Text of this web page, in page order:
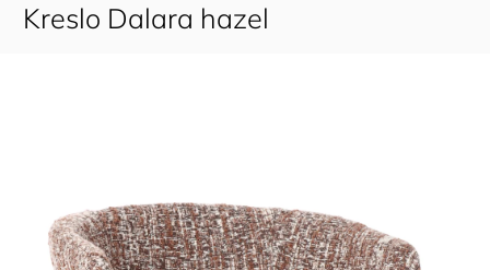
Kreslo Dalara hazel